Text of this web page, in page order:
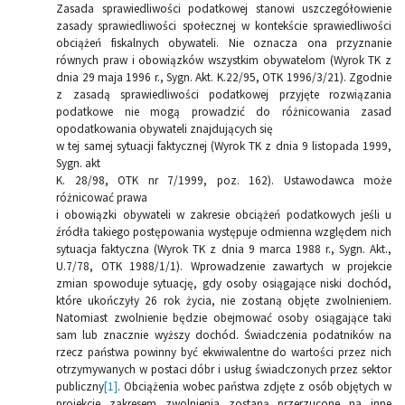
Zasada sprawiedliwości podatkowej stanowi uszczegółowienie
zasady sprawiedliwości społecznej w kontekście sprawiedliwości
obciążeń fiskalnych obywateli. Nie oznacza ona przyznanie
równych praw i obowiązków wszystkim obywatelom (Wyrok TK z
dnia 29 maja 1996 r., Sygn. Akt. K.22/95, OTK 1996/3/21). Zgodnie
z zasadą sprawiedliwości podatkowej przyjęte rozwiązania
podatkowe nie mogą prowadzić do różnicowania zasad
opodatkowania obywateli znajdujących się
w tej samej sytuacji faktycznej (Wyrok TK z dnia 9 listopada 1999,
Sygn. akt
K. 28/98, OTK nr 7/1999, poz. 162). Ustawodawca może
różnicować prawa
i obowiązki obywateli w zakresie obciążeń podatkowych jeśli u
źródła takiego postępowania występuje odmienna względem nich
sytuacja faktyczna (Wyrok TK z dnia 9 marca 1988 r., Sygn. Akt.,
U.7/78, OTK 1988/1/1). Wprowadzenie zawartych w projekcie
zmian spowoduje sytuację, gdy osoby osiągające niski dochód,
które ukończyły 26 rok życia, nie zostaną objęte zwolnieniem.
Natomiast zwolnienie będzie obejmować osoby osiągające taki
sam lub znacznie wyższy dochód. Świadczenia podatników na
rzecz państwa powinny być ekwiwalentne do wartości przez nich
otrzymywanych w postaci dóbr i usług świadczonych przez sektor
publiczny[1]. Obciążenia wobec państwa zdjęte z osób objętych w